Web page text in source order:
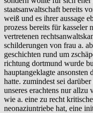
staatsanwaltschaft bereits
weiß und es ihrer aussage
prozess bereits für kasseler
vertretenen
schilderungen von frau a.
geschichten rund um
richtung dortmund wurde
hauptangeklagte
hatte. zumindest sei
unseres erachtens nur allzu
wie a. eine zu recht
neonaziuntriebe hat, eine